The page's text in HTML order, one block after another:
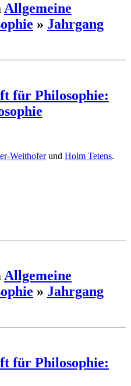
Allgemeine
» Jahrgang
für Philosophie:
Weithoferund Holm Tetens.
Allgemeine
» Jahrgang
für Philosophie: